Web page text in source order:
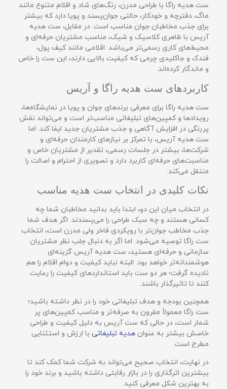
ست هدیه راگا با طراحی مدرن، رنگ‌های شاد و اقلام متنوع مانند
ماگ، دفترچه و خودکار، حالتی جوان‌پسند و پویا دارد که بیشتر
برای جذب مخاطبان جوان مناسب است. در مقابل، ست هدیه
آریس با ظاهری کلاسیک و شیک، مناسب مشتریان حرفه‌ای و
محیط‌های کاری رسمی‌تر می‌باشد. اقلامی مانند کیف پول،
فندک و جاکلیدی چرمی که کیفیت بالایی دارند، این ست را خاص
و ماندگار کرده‌اند.
کاربردهای ست هدیه راگا و آریس
ست هدیه راگا برای معرفی برندهای جوان و پویا در نمایشگاه‌ها،
رویدادها و کمپین‌های تبلیغاتی مناسب‌تر است و می‌تواند نقش
پررنگی در افزایش آگاهی و جذب مشتریان جدید ایفا کند. اما
ست هدیه آریس، با تمرکز بر نیازهای کارمندان حرفه‌ای و
شرکت‌ها، بیشتر در جلسات رسمی، تقدیر از مشتریان خاص و
مناسبت‌های حرفه‌ای کاربرد دارد و تصویری از احترام و اصالت را
منتقل می‌کند.
نکات کلیدی در انتخاب ست هدیه مناسب
در انتخاب میان این دو، ابتدا باید بدانید مخاطبان شما چه
کسانی هستند و چه سبک طراحی را می‌پسندند. اگر هدف شما
جذب مخاطب جوان‌تر با رویکردی فاخر ولی مدرن است، انتخاب
ست راگا توصیه می‌شود. اما اگر به دنبال جلب نظر مشتریان
سازمانی و حرفه‌ای هستید، ست هدیه آریس گزینه‌ای
هوشمندانه‌تر خواهد بود. البته نباید کیفیت و دوام اقلام را هم
نادیده گرفت؛ هر دو ست باید استانداردهای کیفیت را رعایت
کنند تا تاثیرگذار باشند.
همچنین بودجه و هدف تبلیغاتی خود را در نظر داشته باشید؛
ست راگا معمولاً مقرون به صرفه‌تر و مناسب کمپین‌های پر
شمار است، در حالی که ست آریس به دلیل کیفیت و طراحی
خاصش بیشتر به عنوان هدیه‌ تبلیغاتی با ارزش و استثنایی
مطرح است.
در نهایت، انتخاب صحیح می‌تواند به شرکت شما کمک کند تا
بیشترین اثرگذاری را در بازار رقابتی داشته باشید و برند خود را
به بهترین شکل معرفی کنید.